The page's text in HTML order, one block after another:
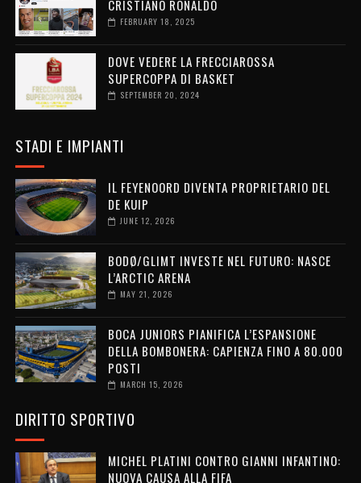
CRISTIANO RONALDO
FEBRUARY 18, 2025
DOVE VEDERE LA FRECCIAROSSA
SUPERCOPPA DI BASKET
SEPTEMBER 20, 2024
STADI E IMPIANTI
IL FEYENOORD DIVENTA PROPRIETARIO DEL
DE KUIP
JUNE 12, 2026
BODØ/GLIMT INVESTE NEL FUTURO: NASCE
L’ARCTIC ARENA
MAY 21, 2026
BOCA JUNIORS PIANIFICA L’ESPANSIONE
DELLA BOMBONERA: CAPIENZA FINO A 80.000
POSTI
MARCH 15, 2026
DIRITTO SPORTIVO
MICHEL PLATINI CONTRO GIANNI INFANTINO:
NUOVA CAUSA ALLA FIFA